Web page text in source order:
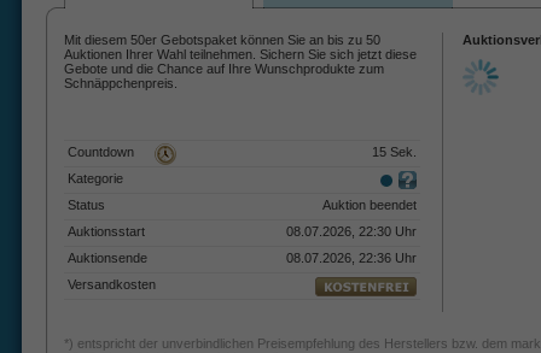
Mit diesem 50er Gebotspaket können Sie an bis zu 50
Auktionen Ihrer Wahl teilnehmen. Sichern Sie sich jetzt diese
Gebote und die Chance auf Ihre Wunschprodukte zum
Schnäppchenpreis.
Countdown
15 Sek.
Kategorie
Status
Auktion beendet
Auktionsstart
08.07.2026, 22:30 Uhr
Auktionsende
08.07.2026, 22:36 Uhr
Versandkosten
*) entspricht der unverbindlichen Preisempfehlung des Herstellers bzw. dem